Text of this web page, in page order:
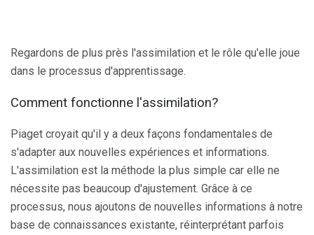
Regardons de plus près l'assimilation et le rôle qu'elle joue
dans le processus d'apprentissage.
Comment fonctionne l'assimilation?
Piaget croyait qu'il y a deux façons fondamentales de
s'adapter aux nouvelles expériences et informations.
L'assimilation est la méthode la plus simple car elle ne
nécessite pas beaucoup d'ajustement. Grâce à ce
processus, nous ajoutons de nouvelles informations à notre
base de connaissances existante, réinterprétant parfois